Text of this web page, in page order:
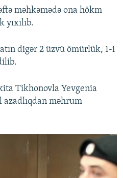
məhkəmədə ona hökm
digər 2 üzvü ömürlük, 1-i
Tikhonovla Yevgenia
azadlıqdan məhrum